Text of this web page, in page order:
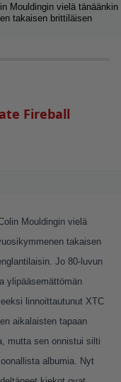
Mouldingin vielä tänäänkin
takaisen brittiläisen
Fireball
Mouldingin vielä
takaisen
Jo 80-luvun
ylipääsemättömän
linnoittautunut XTC
aikalaisten tapaan
mutta sen onnistui silti
albumia. Nyt